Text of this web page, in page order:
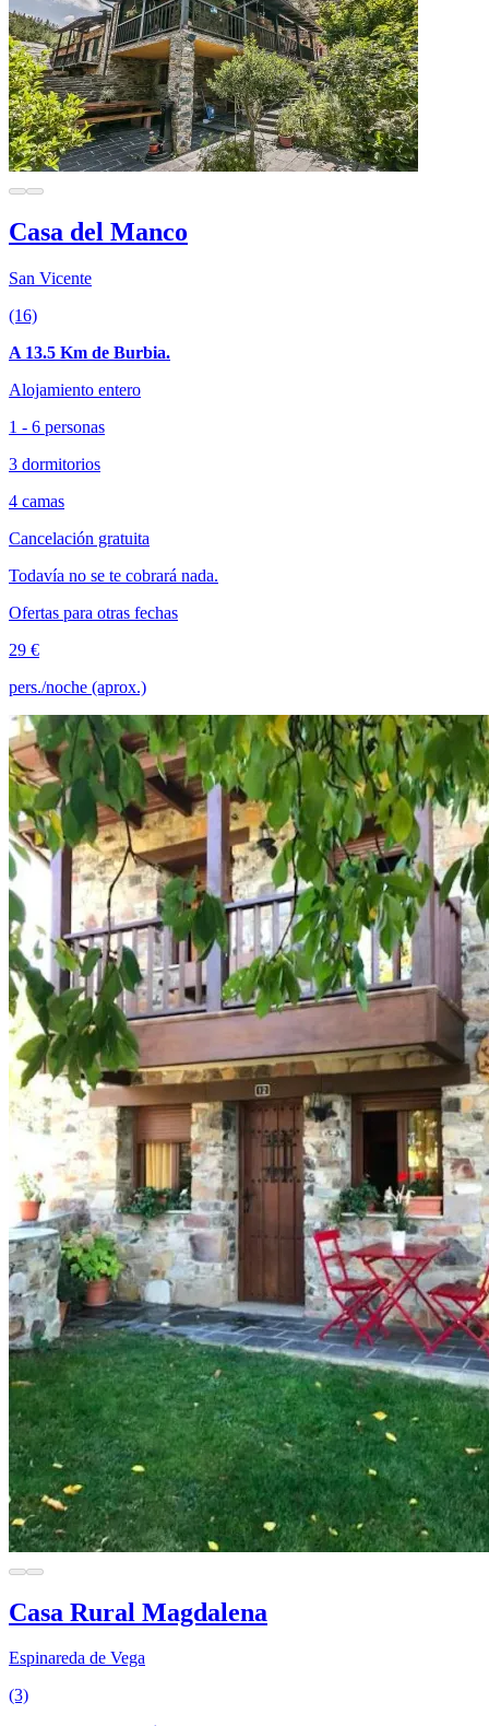
Casa del Manco
San Vicente
(16)
A 13.5 Km de Burbia.
Alojamiento entero
1 - 6 personas
3 dormitorios
4 camas
Cancelación gratuita
Todavía no se te cobrará nada.
Ofertas para otras fechas
29 €
pers./noche (aprox.)
Casa Rural Magdalena
Espinareda de Vega
(3)